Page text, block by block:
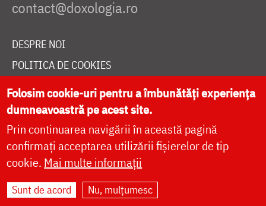
DESPRE NOI
POLITICA DE COOKIES
DONEAZĂ ONLINE PENTRU CATEDRALA NAȚIONALĂ
LIVE
Site dezvoltat deDOXOLOGIA MEDIA
Folosim cookie-uri pentru a îmbunătăți experiența
dumneavoastră pe acest site.
Prin continuarea navigării în această pagină
confirmați acceptarea utilizării fișierelor de tip
cookie. Mai multe informații
Sunt de acord Nu, mulțumesc